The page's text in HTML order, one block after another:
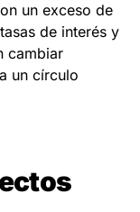
un exceso de
de interés y
cambiar
un círculo